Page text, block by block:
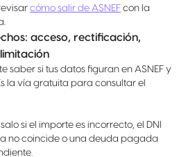
cómo salir de ASNEF con la
acceso, rectificación,
saber si tus datos figuran en ASNEF y
la vía gratuita para consultar el
si el importe es incorrecto, el DNI
no coincide o una deuda pagada